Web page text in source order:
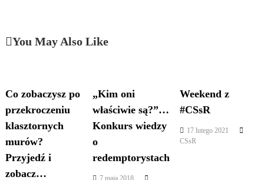
i
a
c
j
a
You May Also Like
Co zobaczysz po
przekroczeniu
klasztornych
murów?
Przyjedź i
zobacz…
„Kim oni
właściwie są?”…
Konkurs wiedzy
o
redemptorystach
7 maja 2018
Weekend z
#CSsR
17 lutego 2021
CSsR